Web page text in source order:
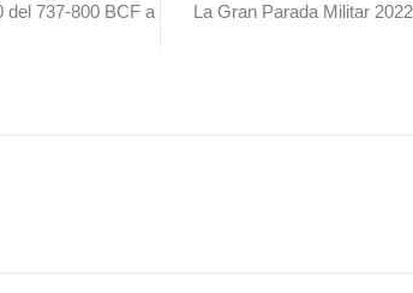
del 737-800 BCF a
La Gran Parada Militar